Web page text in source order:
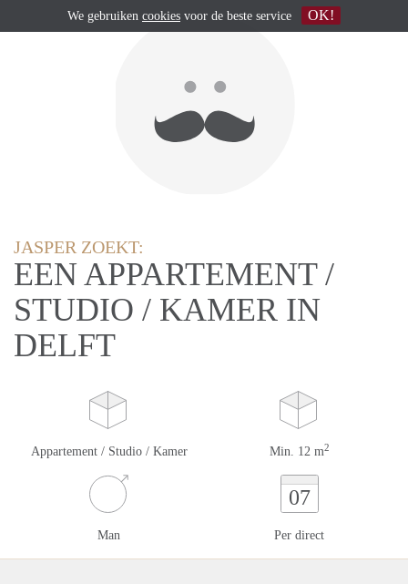
JASPER ZOEKT:
EEN APPARTEMENT /
STUDIO / KAMER IN
DELFT
Appartement / Studio / Kamer Min. 12 m2
Man
07
Per direct
We gebruiken cookies voor de beste service OK!